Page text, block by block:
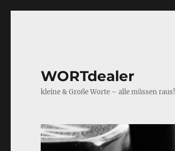
WORTdealer
kleine & Große Worte – alle müssen raus!